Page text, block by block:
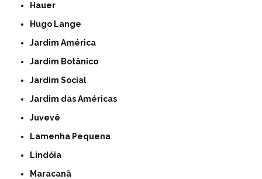
Hauer
Hugo Lange
Jardim América
Jardim Botânico
Jardim Social
Jardim das Américas
Juvevê
Lamenha Pequena
Lindóia
Maracanã